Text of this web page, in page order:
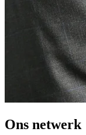
Ons netwerk